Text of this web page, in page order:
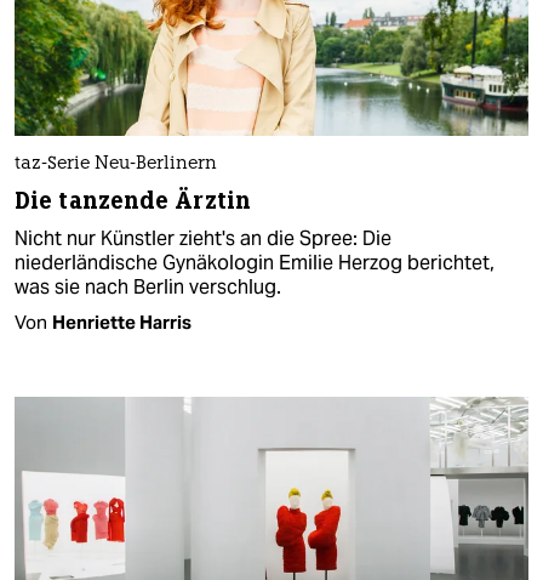
taz-Serie Neu-Berlinern
Die tanzende Ärztin
Nicht nur Künstler zieht's an die Spree: Die
niederländische Gynäkologin Emilie Herzog berichtet,
was sie nach Berlin verschlug.
Von Henriette Harris